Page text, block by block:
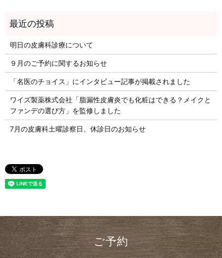
明日の皮膚科診療について
９月のご予約に関するお知らせ
「名医のチョイス」にインタビュー記事が掲載されました
ワイズ製薬株式会社「脂漏性皮膚炎でも化粧はできる？メイクと
ファンデの選び方」を監修しました
7月の皮膚科土曜診察日、休診日のお知らせ
ご予約